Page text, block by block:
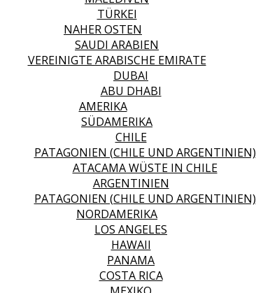
TÜRKEI
NAHER OSTEN
SAUDI ARABIEN
VEREINIGTE ARABISCHE EMIRATE
DUBAI
ABU DHABI
AMERIKA
SÜDAMERIKA
CHILE
PATAGONIEN (CHILE UND ARGENTINIEN)
ATACAMA WÜSTE IN CHILE
ARGENTINIEN
PATAGONIEN (CHILE UND ARGENTINIEN)
NORDAMERIKA
LOS ANGELES
HAWAII
PANAMA
COSTA RICA